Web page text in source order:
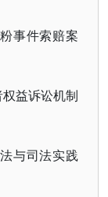
事件索赔案
益诉讼机制
与司法实践